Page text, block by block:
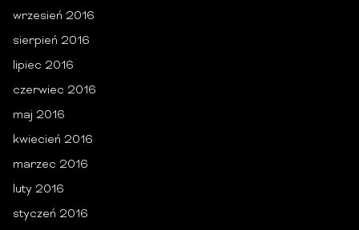
wrzesień 2016
sierpień 2016
lipiec 2016
czerwiec 2016
maj 2016
kwiecień 2016
marzec 2016
luty 2016
styczeń 2016